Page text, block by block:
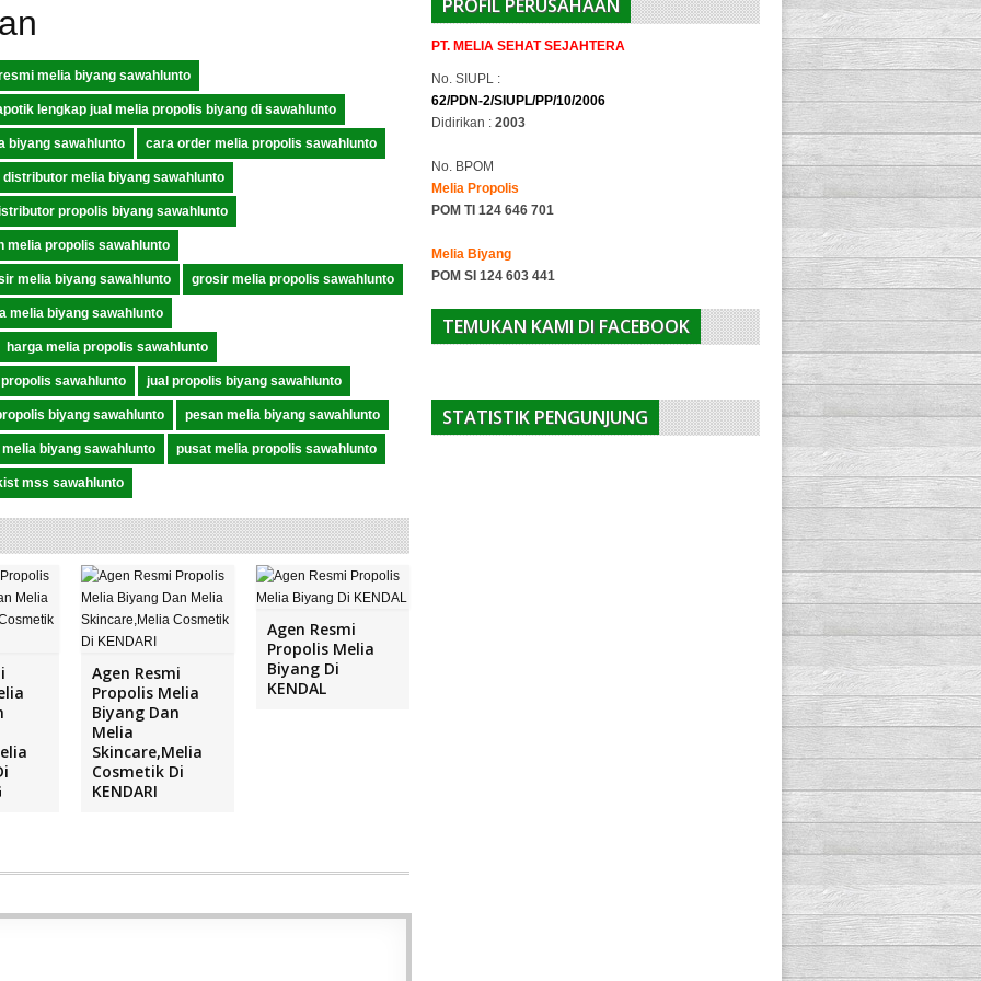
melia biyang sawahlunto
lengkap jual melia propolis biyang di sawahlunto
biyang sawahlunto cara order melia propolis sawahlunto
distributor melia biyang sawahlunto
propolis biyang sawahlunto
melia propolis sawahlunto
melia biyang sawahlunto grosir melia propolis sawahlunto
melia biyang sawahlunto
harga melia propolis sawahlunto
sawahlunto jual propolis biyang sawahlunto
biyang sawahlunto pesan melia biyang sawahlunto
biyang sawahlunto pusat melia propolis sawahlunto
mss sawahlunto
Agen Resmi
Propolis Melia
Biyang Dan
Melia
Skincare,Melia
Cosmetik Di
KENDARI
Agen Resmi
Propolis Melia
Biyang Di
KENDAL
PROFIL PERUSAHAAN
PT. MELIA SEHAT SEJAHTERA
No. SIUPL :
62/PDN-2/SIUPL/PP/10/2006
Didirikan : 2003
No. BPOM
Melia Propolis
POM TI 124 646 701
Melia Biyang
POM SI 124 603 441
TEMUKAN KAMI DI FACEBOOK
STATISTIK PENGUNJUNG